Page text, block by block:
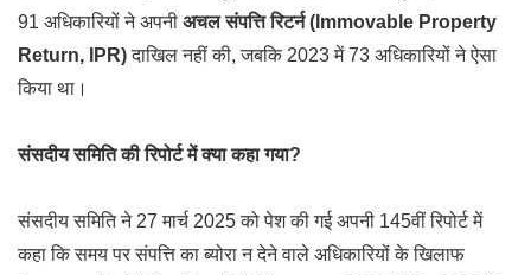
91 अधिकारियों ने अपनी अचल संपत्ति रिटर्न (Immovable Property
Return, IPR)दाखिल नहीं की, जबकि 2023 में 73 अधिकारियों ने ऐसा
किया था।
संसदीय समिति की रिपोर्ट में क्या कहा गया?
संसदीय समिति ने 27 मार्च 2025 को पेश की गई अपनी 145वीं रिपोर्ट में
कहा कि समय पर संपत्ति का ब्योरा न देने वाले अधिकारियों के खिलाफ